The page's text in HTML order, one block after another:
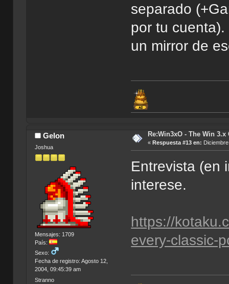
separado
por tu
un mirror de
Gelon
Joshua
Mensajes: 1709
País:
Sexo:
Fecha de registro: Agosto 12,
2004, 09:45:39 am
Stranno
Re:Win3xO - The Win
« Respuesta #13 en:
Entrevista (en
interese.
https://
every-classic-